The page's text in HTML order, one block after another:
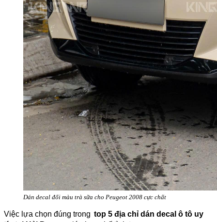
Dán decal đổi màu trà sữa cho Peugeot 2008 cực chất
Việc lựa chọn đúng trong top 5 địa chỉ dán decal ô tô uy